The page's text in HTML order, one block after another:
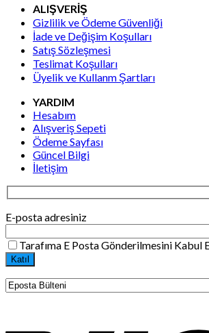
ALIŞVERİŞ
Gizlilik ve Ödeme Güvenliği
İade ve Değişim Koşulları
Satış Sözleşmesi
Teslimat Koşulları
Üyelik ve Kullanm Şartları
YARDIM
Hesabım
Alışveriş Sepeti
Ödeme Sayfası
Güncel Bilgi
İletişim
E-posta adresiniz
Tarafıma E Posta Gönderilmesini Kabul